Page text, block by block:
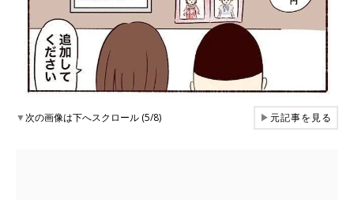
▼次の画像は下へスクロール (5/8) ▶元記事を見る